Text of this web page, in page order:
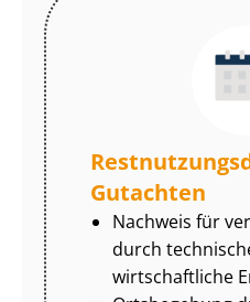
Gutachten
Nachweis für
durch
wirtschaftliche